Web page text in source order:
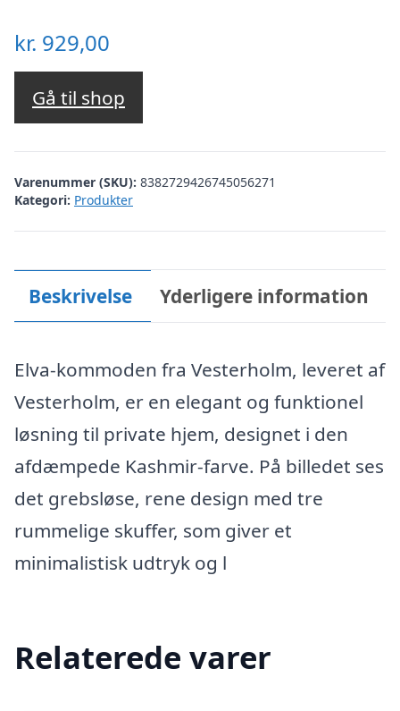
kr. 929,00
Gå til shop
Varenummer (SKU): 8382729426745056271
Kategori: Produkter
Beskrivelse Yderligere information
Elva-kommoden fra Vesterholm, leveret af
Vesterholm, er en elegant og funktionel
løsning til private hjem, designet i den
afdæmpede Kashmir-farve. På billedet ses
det grebsløse, rene design med tre
rummelige skuffer, som giver et
minimalistisk udtryk og l
Relaterede varer